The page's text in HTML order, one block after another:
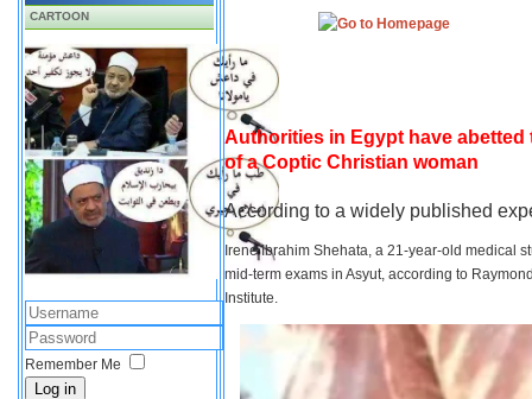
CARTOON
Remember Me
Log in
Authorities in Egypt have
of a Coptic Christian woman
According to a widely published
Irene Ibrahim Shehata, a 21-year-old medical
mid-term exams in Asyut, according to
Institute.